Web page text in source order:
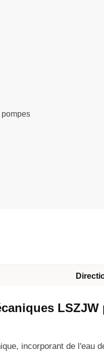
LSZJW
incorporant de l'eau